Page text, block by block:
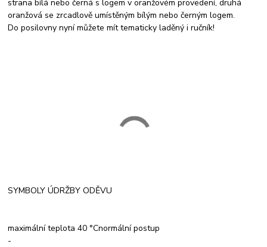
strana bílá nebo černá s logem v oranžovém provedení, druhá
oranžová se zrcadlově umístěným bílým nebo černým logem.
Do posilovny nyní můžete mít tematicky laděný i ručník!
SYMBOLY ÚDRŽBY ODĚVU
maximální teplota 40 °Cnormální postup
-